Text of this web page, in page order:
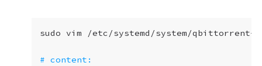
# content: